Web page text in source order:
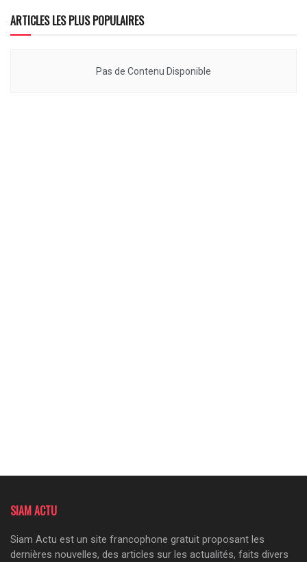
ARTICLES LES PLUS POPULAIRES
Pas de Contenu Disponible
SIAM ACTU
Siam Actu est un site francophone gratuit proposant les
dernières nouvelles, des articles sur les actualités, faits divers